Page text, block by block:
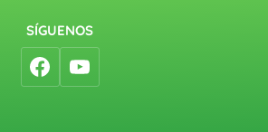
SÍGUENOS